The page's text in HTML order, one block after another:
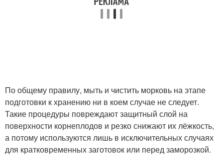
По общему правилу, мыть и чистить морковь на этапе
подготовки к хранению ни в коем случае не следует.
Такие процедуры повреждают защитный слой на
поверхности корнеплодов и резко снижают их лёжкость,
а потому используются лишь в исключительных случаях
для кратковременных заготовок или перед заморозкой.